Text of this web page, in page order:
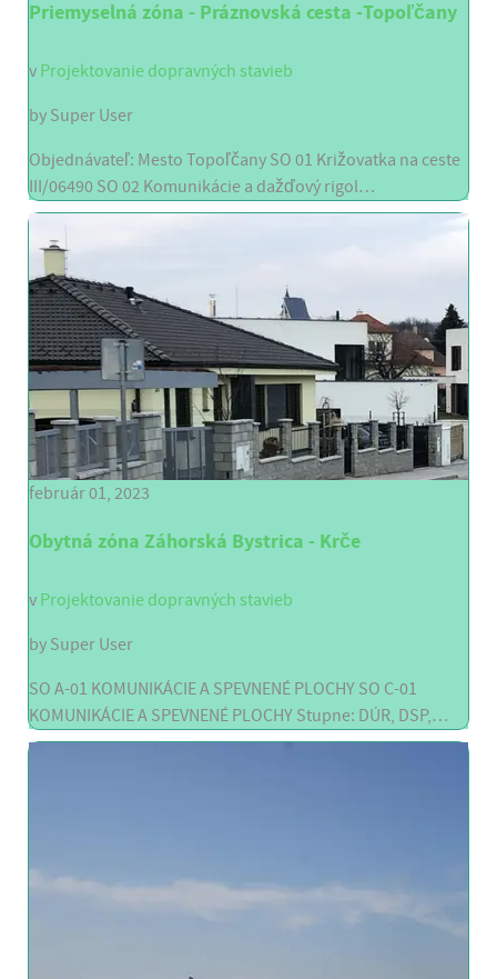
Priemyselná zóna - Práznovská cesta -Topoľčany
v Projektovanie dopravných stavieb
by Super User
Objednávateľ: Mesto Topoľčany SO 01 Križovatka na ceste
III/06490 SO 02 Komunikácie a dažďový rigol…
február 01, 2023
Obytná zóna Záhorská Bystrica - Krče
v Projektovanie dopravných stavieb
by Super User
SO A-01 KOMUNIKÁCIE A SPEVNENÉ PLOCHY SO C-01
KOMUNIKÁCIE A SPEVNENÉ PLOCHY Stupne: DÚR, DSP,…